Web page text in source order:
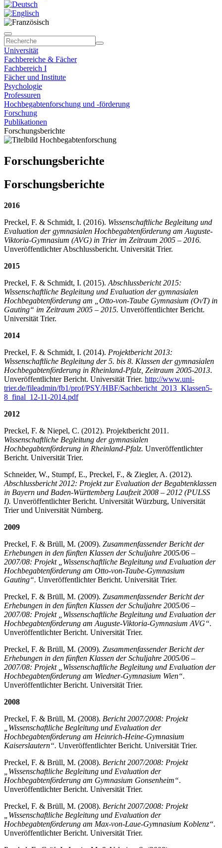
Universität
Fachbereiche & Fächer
Fachbereich I
Fächer und Institute
Psychologie
Professuren
Hochbegabtenforschung und -förderung
Forschung
Publikationen
Forschungsberichte
Forschungsberichte
Forschungsberichte
2016
Preckel, F. & Schmidt, I. (2016). Wissenschaftliche Begleitung und
Evaluation der gymnasialen Hochbegabtenförderung am Auguste-
Viktoria-Gymnasium (AVG) in Trier im Zeitraum 2005 – 2016.
Unveröffentlichter Abschlussbericht. Universität Trier.
2015
Preckel, F. & Schmidt, I. (2015). Abschlussbericht 2015:
Wissenschaftliche Begleitung und Evaluation der gymnasialen
Hochbegabtenförderung am „Otto-von-Taube Gymnasium (OvT) in
Gauting“ im Zeitraum 2005 – 2015. Unveröffentlichter Bericht.
Universität Trier.
2014
Preckel, F. & Schmidt, I. (2014). Projektbericht 2013:
Wissenschaftliche Begleitung der 5. bis 8. Klassen der gymnasialen
Hochbegabtenförderung in Rheinland-Pfalz, Zeitraum 2005-2013.
Unveröffentlichter Bericht. Universität Trier. http://www.uni-
trier.de/fileadmin/fb1/prof/PSY/HBF/Sachbericht_2013_Klassen5-
8_final_12-11-2014.pdf
2012
Preckel, F. & Niepel, C. (2012). Projektbericht 2011.
Wissenschaftliche Begleitung der gymnasialen
Hochbegabtenförderung in Rheinland-Pfalz. Unveröffentlichter
Bericht. Universität Trier.
Schneider, W., Stumpf, E., Preckel, F., & Ziegler, A. (2012).
Abschlussbericht 2012: Projekt zur Evaluation der Begabtenklassen
in Bayern und Baden-Württemberg Laufzeit 2008 – 2012 (PULSS
I). Unveröffentlichter Bericht. Universität Würzburg, Universität
Trier und Universität Nürnberg.
2009
Preckel, F. & Brüll, M. (2009). Zusammenfassender Bericht der
Erhebungen in den fünften Klassen der Schuljahre 2005/06 –
2007/08: Projekt „Wissenschaftliche Begleitung und Evaluation der
Hochbegabtenförderung am Otto-von-Taube-Gymnasium
Gauting“. Unveröffentlichter Bericht. Universität Trier.
Preckel, F. & Brüll, M. (2009). Zusammenfassender Bericht der
Erhebungen in den fünften Klassen der Schuljahre 2005/06 –
2007/08: Projekt „Wissenschaftliche Begleitung und Evaluation der
Hochbegabtenförderung am Auguste-Viktoria-Gymnasium AVG“.
Unveröffentlichter Bericht. Universität Trier.
Preckel, F. & Brüll, M. (2009). Zusammenfassender Bericht der
Erhebungen in den fünften Klassen der Schuljahre 2005/06 –
2007/08: Projekt „Wissenschaftliche Begleitung und Evaluation der
Hochbegabtenförderung am Wiedner-Gymnasium Wien“.
Unveröffentlichter Bericht. Universität Trier.
2008
Preckel, F. & Brüll, M. (2008). Bericht 2007/2008: Projekt
„Wissenschaftliche Begleitung und Evaluation der
Hochbegabtenförderung am Heinrich-Heine-Gymnasium
Kaiserslautern“. Unveröffentlichter Bericht. Universität Trier.
Preckel, F. & Brüll, M. (2008). Bericht 2007/2008: Projekt
„Wissenschaftliche Begleitung und Evaluation der
Hochbegabtenförderung am Gymnasium Gonsenheim“.
Unveröffentlichter Bericht. Universität Trier.
Preckel, F. & Brüll, M. (2008). Bericht 2007/2008: Projekt
„Wissenschaftliche Begleitung und Evaluation der
Hochbegabtenförderung am Max-von-Laue-Gymnasium Koblenz“.
Unveröffentlichter Bericht. Universität Trier.